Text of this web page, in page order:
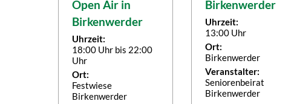
Open Air in
Birkenwerder
Uhrzeit:
18:00 Uhr bis 22:00
Uhr
Ort:
Festwiese
Birkenwerder
Birkenwerder
Uhrzeit:
13:00 Uhr
Ort:
Birkenwerder
Veranstalter:
Seniorenbeirat
Birkenwerder